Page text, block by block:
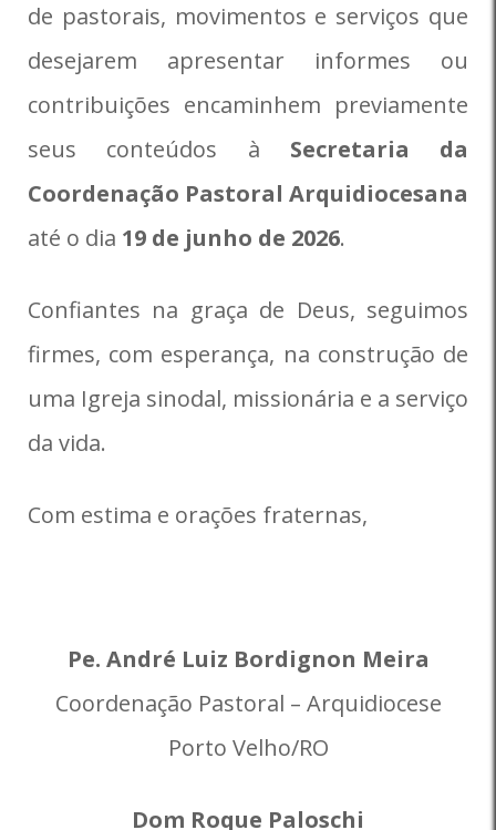
de pastorais, movimentos e serviços que
desejarem apresentar informes ou
contribuições encaminhem previamente
seus conteúdos à Secretaria da
Coordenação Pastoral Arquidiocesana
até o dia 19 de junho de 2026.
Confiantes na graça de Deus, seguimos
firmes, com esperança, na construção de
uma Igreja sinodal, missionária e a serviço
da vida.
Com estima e orações fraternas,
Pe. André Luiz Bordignon Meira
Coordenação Pastoral – Arquidiocese
Porto Velho/RO
Dom Roque Paloschi